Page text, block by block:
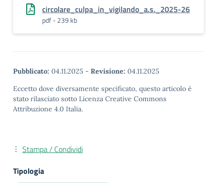
circolare_culpa_in_vigilando_a.s._2025-26
pdf - 239 kb
Pubblicato: 04.11.2025 - Revisione: 04.11.2025
Eccetto dove diversamente specificato, questo articolo è
stato rilasciato sotto Licenza Creative Commons
Attribuzione 4.0 Italia.
Stampa / Condividi
Tipologia